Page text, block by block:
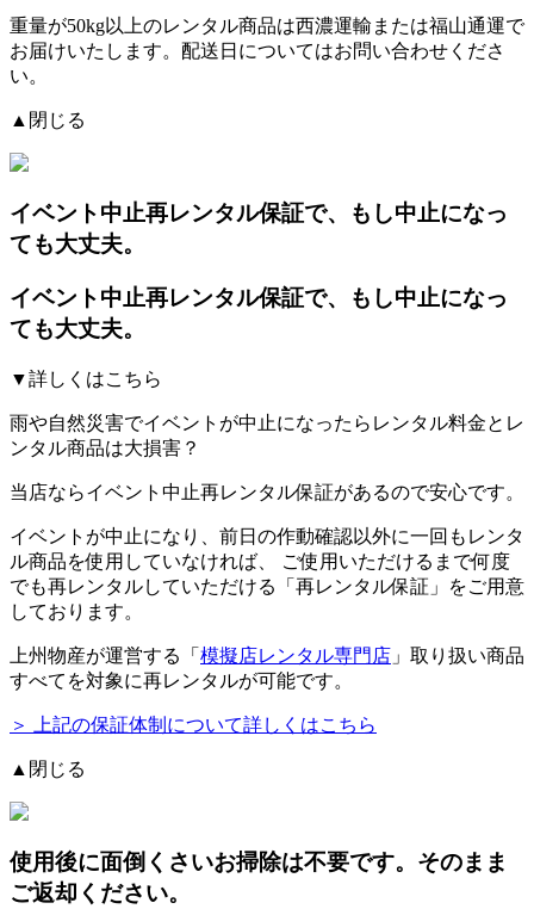
重量が50kg以上のレンタル商品は西濃運輸または福山通運で
お届けいたします。配送日についてはお問い合わせくださ
い。
▲閉じる
イベント中止再レンタル保証で、もし中止になっ
ても大丈夫。
イベント中止再レンタル保証で、もし中止になっ
ても大丈夫。
▼詳しくはこちら
雨や自然災害でイベントが中止になったらレンタル料金とレ
ンタル商品は大損害？
当店ならイベント中止再レンタル保証があるので安心です。
イベントが中止になり、前日の作動確認以外に一回もレンタ
ル商品を使用していなければ、
ご使用いただけるまで何度
でも再レンタルしていただける「再レンタル保証」をご用意
しております。
上州物産が運営する「 模擬店レンタル専門店 」取り扱い商品
すべてを対象に再レンタルが可能です。
＞ 上記の保証体制について詳しくはこちら
▲閉じる
使用後に面倒くさいお掃除は不要です。そのまま
ご返却ください。